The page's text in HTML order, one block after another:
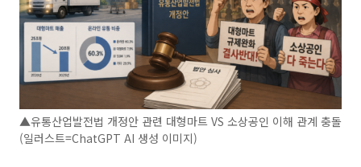
▲유통산업발전법 개정안 관련 대형마트 VS 소상공인 이해 관계 충돌
(일러스트=ChatGPT AI 생성 이미지)